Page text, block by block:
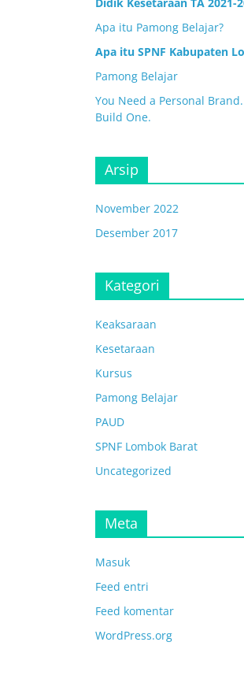
Apa itu Pamong Belajar?
Apa itu SPNF Kabupaten
Pamong Belajar
You Need a Personal Brand.
Build One.
Arsip
November 2022
Desember 2017
Kategori
Keaksaraan
Kesetaraan
Kursus
Pamong Belajar
PAUD
SPNF Lombok Barat
Uncategorized
Meta
Masuk
Feed entri
Feed komentar
WordPress.org